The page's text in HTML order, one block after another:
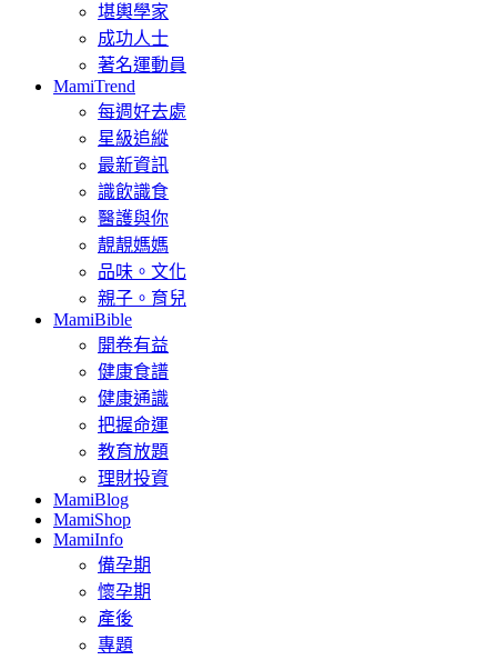
堪輿學家
成功人士
著名運動員
MamiTrend
每週好去處
星級追縱
最新資訊
識飲識食
醫護與你
靚靚媽媽
品味。文化
親子。育兒
MamiBible
開卷有益
健康食譜
健康通識
把握命運
教育放題
理財投資
MamiBlog
MamiShop
MamiInfo
備孕期
懷孕期
產後
專題